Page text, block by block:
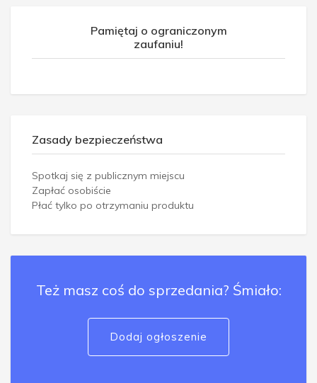
Pamiętaj o ograniczonym
zaufaniu!
Zasady bezpieczeństwa
Spotkaj się z publicznym miejscu
Zapłać osobiście
Płać tylko po otrzymaniu produktu
Też masz coś do sprzedania? Śmiało:
Dodaj ogłoszenie